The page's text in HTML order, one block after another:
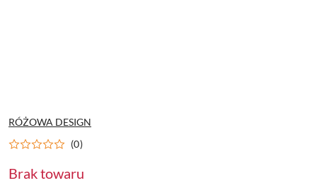
NAZWA
PRODUCENTA:
RÓŻOWA DESIGN
(0)
Brak towaru